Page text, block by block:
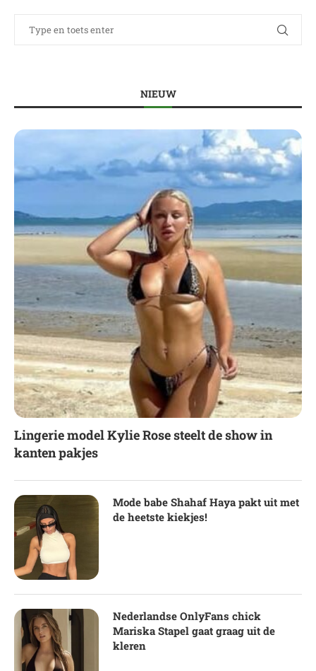
NIEUW
Lingerie model Kylie Rose steelt de show in
kanten pakjes
Mode babe Shahaf Haya pakt uit met
de heetste kiekjes!
Nederlandse OnlyFans chick
Mariska Stapel gaat graag uit de
kleren